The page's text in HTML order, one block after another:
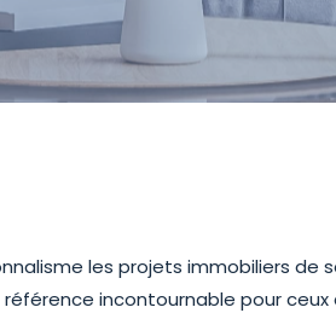
les projets immobiliers de
incontournable pour